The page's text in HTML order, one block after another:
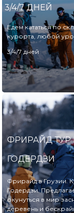
3/4/7 ДНЕЙ
Едем кататься по
курорта, любой
3/4/7 дней
ФРИРАЙД ТУР
ГОДЕРДЗИ
Фрирайд в Грузии.
Годердзи.
окунуться в мир
деревень и